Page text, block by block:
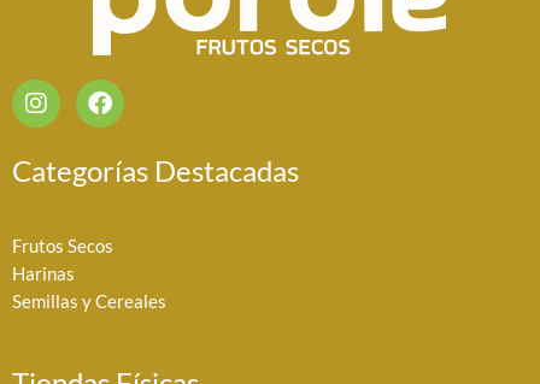
I
n
s
t
a
r
a
m
F
a
c
e
b
k
Categorías Destacadas
Frutos Secos
Harinas
Semillas y Cereales